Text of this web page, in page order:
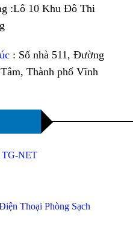
:Lô 10 Khu Đô Thi
: Số nhà 511, Đường
Thành phố Vĩnh
TG-NET
Thoại Phòng Sạch